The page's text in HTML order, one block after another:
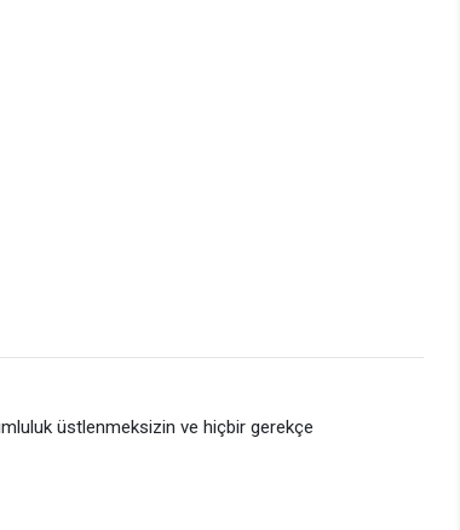
üstlenmeksizin ve hiçbir gerekçe